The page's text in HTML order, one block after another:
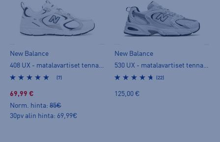
New Balance
408 UX - matalavartiset tennarit
(7)
69,99 €
Norm. hinta: 85€
30pv alin hinta: 69,99€
New Balance
530 UX - matalavartiset tennarit
(22)
125,00 €